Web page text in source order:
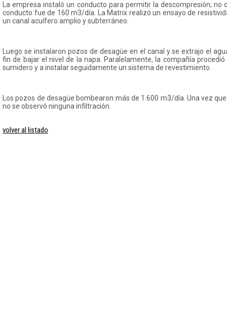
La empresa instaló un conducto para permitir la descompresión; no
conducto fue de 160 m3/día. La Matrix realizó un ensayo de
un canal acuífero amplio y subterráneo.
Luego se instalaron pozos de desagüe en el canal y se extrajo el
fin de bajar el nivel de la napa. Paralelamente, la compañía
sumidero y a instalar seguidamente un sistema de revestimiento.
Los pozos de desagüe bombearon más de 1.600 m3/día. Una vez
no se observó ninguna infiltración.
volver al listado